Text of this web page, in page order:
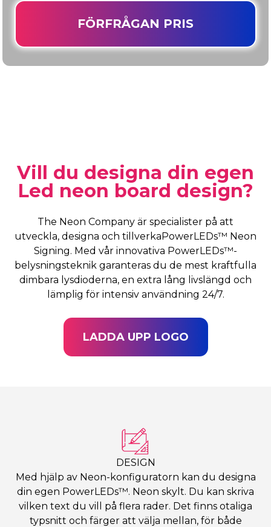
FÖRFRÅGAN PRIS
Vill du designa din egen
Led neon board design?
The Neon Company är specialister på att
utveckla, designa och tillverkaPowerLEDs™ Neon
Signing. Med vår innovativa PowerLEDs™-
belysningsteknik garanteras du de mest kraftfulla
dimbara lysdioderna, en extra lång livslängd och
lämplig för intensiv användning 24/7.
LADDA UPP LOGO
DESIGN
Med hjälp av Neon-konfiguratorn kan du designa
din egen PowerLEDs™. Neon skylt. Du kan skriva
vilken text du vill på flera rader. Det finns otaliga
typsnitt och färger att välja mellan, för både